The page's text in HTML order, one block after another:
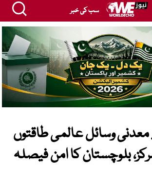
سب کی خبر
وسائل عالمی طاقتوں
بلوچستان کا امن فیصلہ